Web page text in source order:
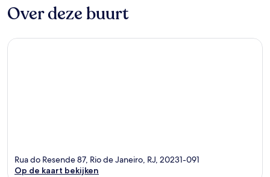
Over deze buurt
Rua do Resende 87, Rio de Janeiro, RJ, 20231-091
Op de kaart bekijken